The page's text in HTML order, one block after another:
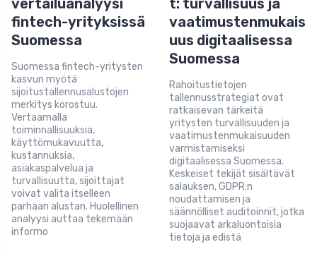
vertailuanalyysi
fintech-yrityksissä
Suomessa
Suomessa fintech-yritysten
kasvun myötä
sijoitustallennusalustojen
merkitys korostuu.
Vertaamalla
toiminnallisuuksia,
käyttömukavuutta,
kustannuksia,
asiakaspalvelua ja
turvallisuutta, sijoittajat
voivat valita itselleen
parhaan alustan. Huolellinen
analyysi auttaa tekemään
informo
t: turvallisuus ja
vaatimustenmukais
uus digitaalisessa
Suomessa
Rahoitustietojen
tallennusstrategiat ovat
ratkaisevan tärkeitä
yritysten turvallisuuden ja
vaatimustenmukaisuuden
varmistamiseksi
digitaalisessa Suomessa.
Keskeiset tekijät sisältävät
salauksen, GDPR:n
noudattamisen ja
säännölliset auditoinnit, jotka
suojaavat arkaluontoisia
tietoja ja edistä